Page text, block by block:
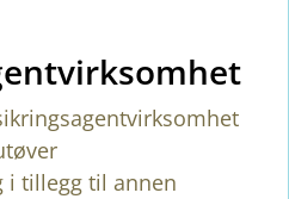
tillegg til annen